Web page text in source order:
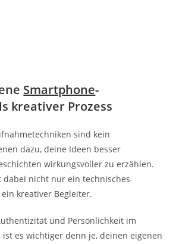
Smartphone-
kreativer Prozess
sind kein
dazu, deine Ideen besser
wirkungsvoller zu erzählen.
dabei nicht nur ein technisches
kreativer Begleiter.
und Persönlichkeit im
es wichtiger denn je, deinen eigenen